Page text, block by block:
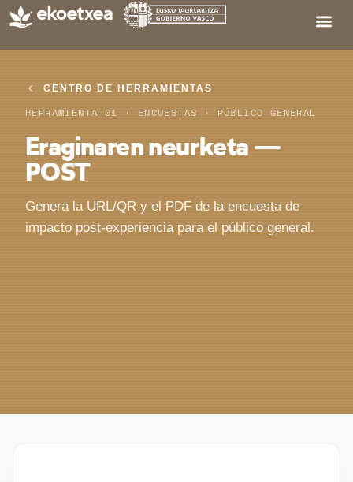
CENTRO DE HERRAMIENTAS
HERRAMIENTA 01 · ENCUESTAS · PÚBLICO GENERAL
Eraginaren neurketa —
POST
Genera la URL/QR y el PDF de la encuesta de
impacto post-experiencia para el público general.